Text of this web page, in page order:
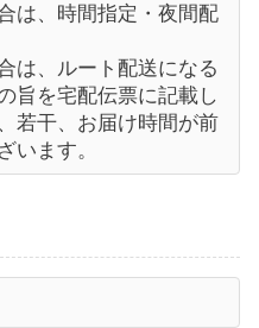
は、時間指定・夜間配
は、ルート配送になる
旨を宅配伝票に記載し
若干、お届け時間が前
います。